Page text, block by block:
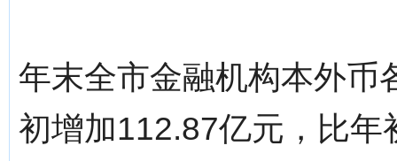
年末全市金融机构本外币
初增加112.87亿元，比